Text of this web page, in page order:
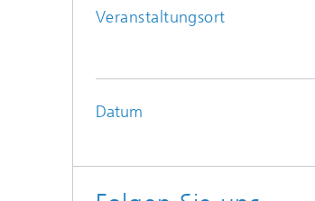
Veranstaltungsort
Datum